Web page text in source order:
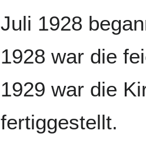
Juli 1928
1928 war die
1929 war die
fertiggestellt.